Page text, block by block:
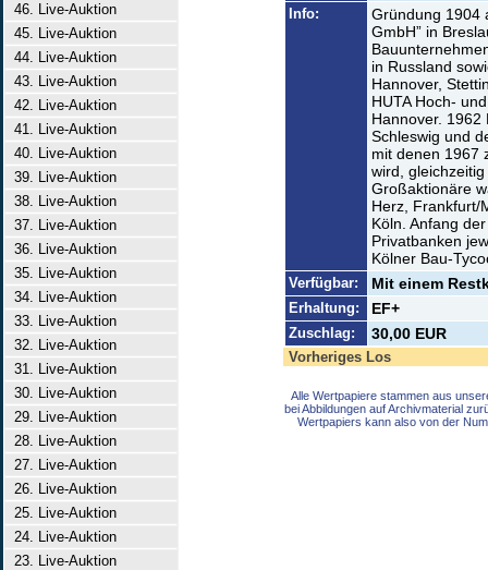
46. Live-Auktion
45. Live-Auktion
44. Live-Auktion
43. Live-Auktion
42. Live-Auktion
41. Live-Auktion
40. Live-Auktion
39. Live-Auktion
38. Live-Auktion
37. Live-Auktion
36. Live-Auktion
35. Live-Auktion
34. Live-Auktion
33. Live-Auktion
32. Live-Auktion
31. Live-Auktion
30. Live-Auktion
29. Live-Auktion
28. Live-Auktion
27. Live-Auktion
26. Live-Auktion
25. Live-Auktion
24. Live-Auktion
23. Live-Auktion
Info:
Gründung 1904
GmbH” in
in Russland
Hannover,
HUTA Hoch-
Hannover. 1962
Schleswig und
mit denen 1967
wird,
Großaktionäre
Herz, Frankfurt/
Köln. Anfang
Privatbanken
Kölner Bau-
Verfügbar: Mit einem
Erhaltung: EF+
Zuschlag: 30,00 EUR
Vorheriges Los
Alle Wertpapiere stammen aus
bei Abbildungen auf Archivmaterial
Wertpapiers kann also von der